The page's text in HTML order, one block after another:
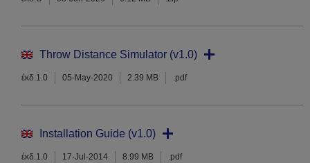
Throw Distance Simulator (v1.0)
έκδ.1.0 05-May-2020 2.39 MB .pdf
Installation Guide (v1.0)
έκδ.1.0 17-Jul-2014 8.99 MB .pdf